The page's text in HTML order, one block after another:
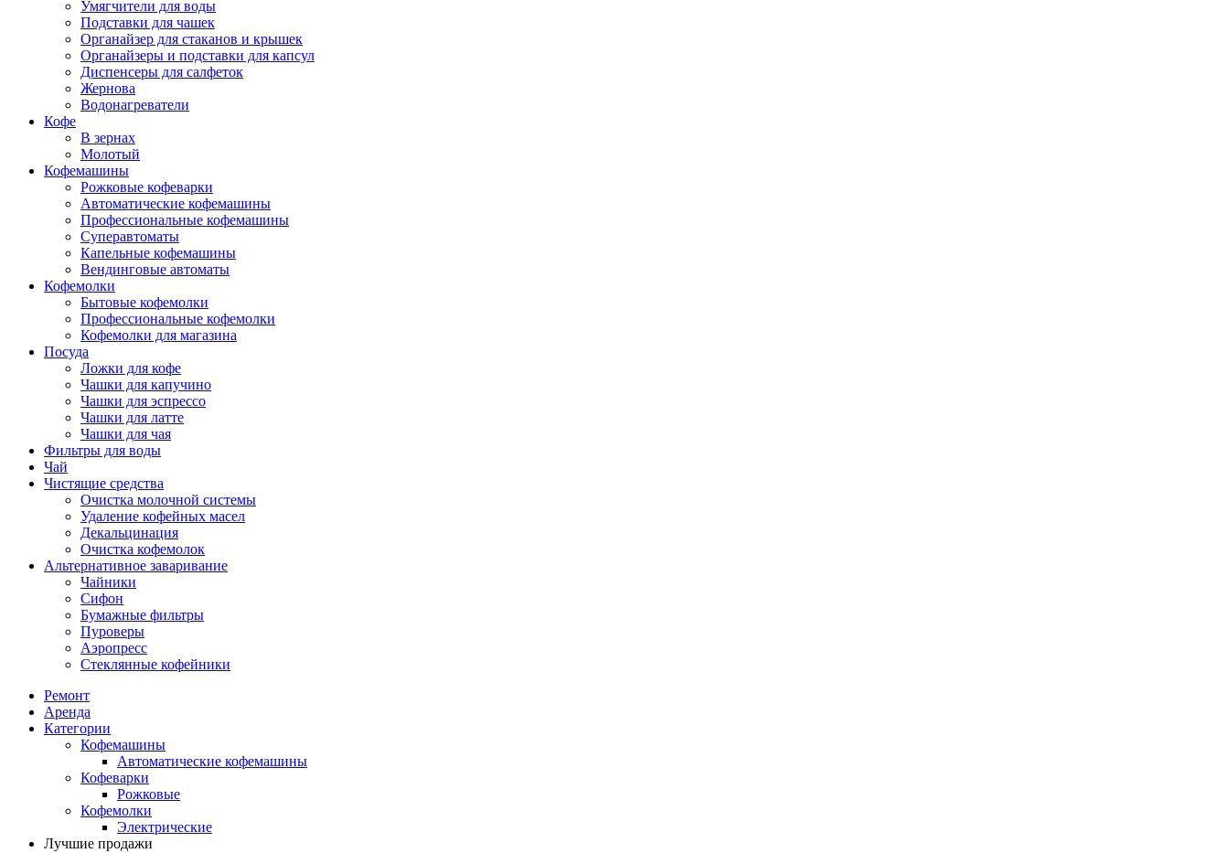
Умягчители для воды
Подставки для чашек
Органайзер для стаканов и крышек
Органайзеры и подставки для капсул
Диспенсеры для салфеток
Жернова
Водонагреватели
Кофе
В зернах
Молотый
Кофемашины
Рожковые кофеварки
Автоматические кофемашины
Профессиональные кофемашины
Суперавтоматы
Капельные кофемашины
Вендинговые автоматы
Кофемолки
Бытовые кофемолки
Профессиональные кофемолки
Кофемолки для магазина
Посуда
Ложки для кофе
Чашки для капучино
Чашки для эспрессо
Чашки для латте
Чашки для чая
Фильтры для воды
Чай
Чистящие средства
Очистка молочной системы
Удаление кофейных масел
Декальцинация
Очистка кофемолок
Альтернативное заваривание
Чайники
Сифон
Бумажные фильтры
Пуроверы
Аэропресс
Стеклянные кофейники
Ремонт
Аренда
Категории
Кофемашины
Автоматические кофемашины
Кофеварки
Рожковые
Кофемолки
Электрические
Лучшие продажи